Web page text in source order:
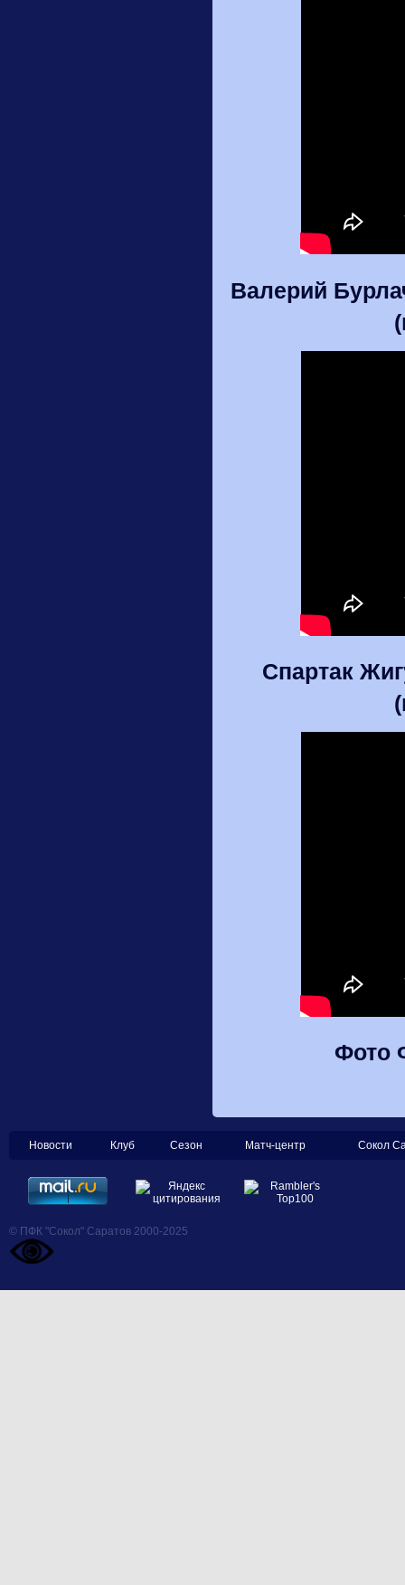
Валерий
Спартак
Фото
Новости Клуб Сезон Матч-центр Сокол
© ПФК "Сокол" Саратов 2000-2025